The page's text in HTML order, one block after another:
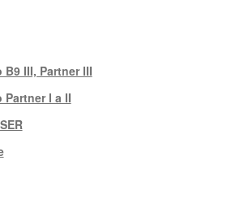
B9 III, Partner III
Partner I a II